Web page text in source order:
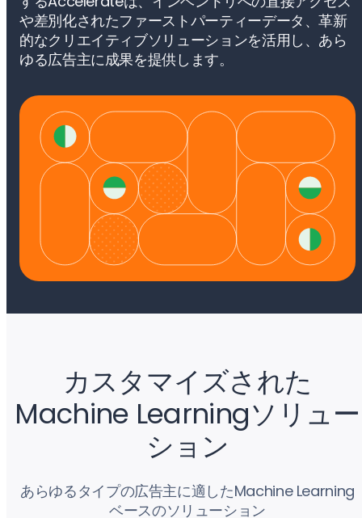
や差別化されたファーストパーティーデータ、革新
的なクリエイティブソリューションを活用し、あら
ゆる広告主に成果を提供します。
カスタマイズされた
Machine Learningソリュー
ション
あらゆるタイプの広告主に適したMachine Learning
ベースのソリューション